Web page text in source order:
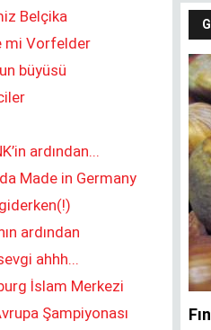
Belçika
mi Vorfelder
büyüsü
ardından...
Made in Germany
ardından
ahhh...
İslam Merkezi
Şampiyonası